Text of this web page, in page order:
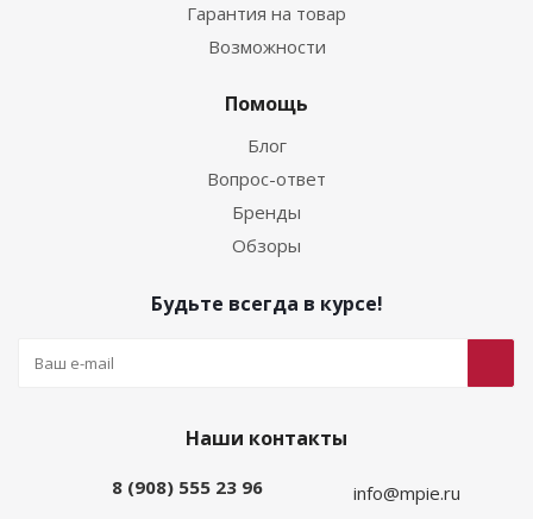
Гарантия на товар
Возможности
Помощь
Блог
Вопрос-ответ
Бренды
Обзоры
Будьте всегда в курсе!
Наши контакты
8 (908) 555 23 96 info@mpie.ru